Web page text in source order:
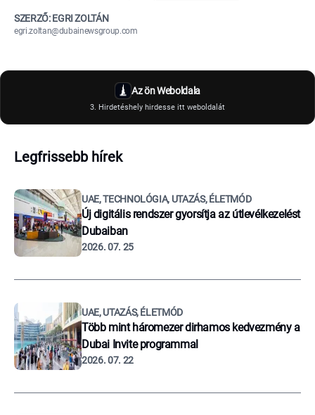
SZERZŐ: EGRI ZOLTÁN
egri.zoltan@dubainewsgroup.com
Az ön Weboldala
3. Hirdetéshely hirdesse itt weboldalát
Legfrissebb hírek
UAE, TECHNOLÓGIA, UTAZÁS, ÉLETMÓD
Új digitális rendszer gyorsítja az útlevélkezelést
Dubaiban
2026. 07. 25
UAE, UTAZÁS, ÉLETMÓD
Több mint háromezer dirhamos kedvezmény a
Dubai Invite programmal
2026. 07. 22